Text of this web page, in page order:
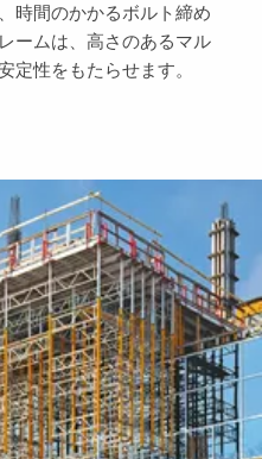
時間のかかるボルト締め
ームは、高さのあるマル
定性をもたらせます。